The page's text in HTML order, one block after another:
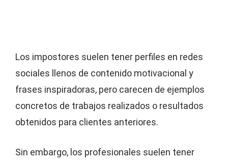
Los impostores suelen tener perfiles en redes
sociales llenos de contenido motivacional y
frases inspiradoras, pero carecen de ejemplos
concretos de trabajos realizados o resultados
obtenidos para clientes anteriores.
Sin embargo, los profesionales suelen tener